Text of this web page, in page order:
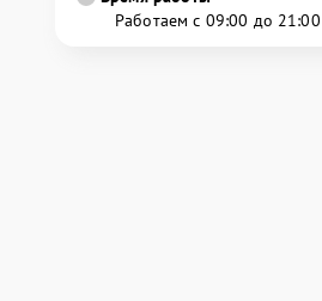
Работаем с 09:00 до 21:00